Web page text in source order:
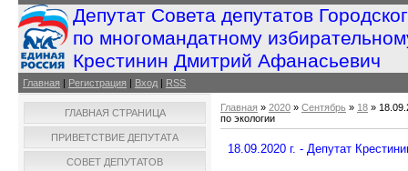
Депутат Совета депутатов
по многомандатному
Крестинин Дмитрий Афанасьевич
Главная | Регистрация | Вход | RSS
ГЛАВНАЯ СТРАНИЦА
ПРИВЕТСТВИЕ ДЕПУТАТА
СОВЕТ ДЕПУТАТОВ
Главная » 2020 » Сентябрь » 18 »
по экологии
18.09.2020 г. - Депутат